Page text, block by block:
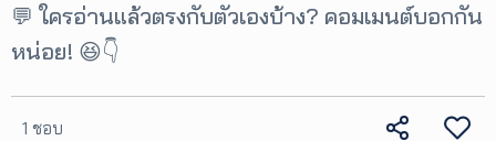
💬 ใครอ่านแล้วตรงกับตัวเองบ้าง? คอมเมนต์บอกกัน
หน่อย! 😆👇
1 ชอบ